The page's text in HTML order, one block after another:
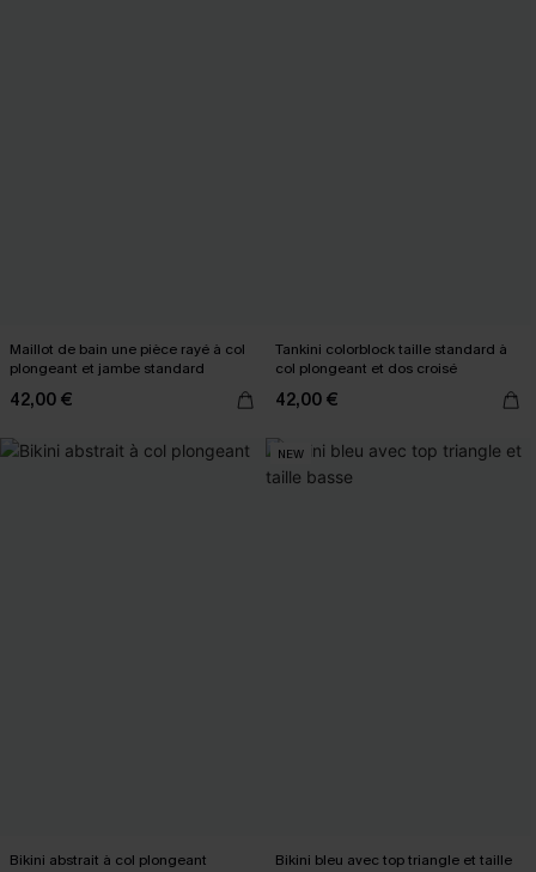
Maillot de bain une pièce rayé à col
plongeant et jambe standard
42,00 €
Tankini colorblock taille standard à
col plongeant et dos croisé
42,00 €
Bikini abstrait à col plongeant
NEW
Bikini bleu avec top triangle et taille